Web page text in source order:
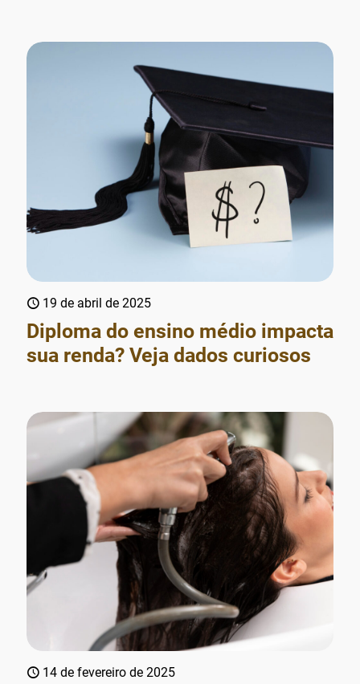
19 de abril de 2025
Diploma do ensino médio impacta
sua renda? Veja dados curiosos
14 de fevereiro de 2025